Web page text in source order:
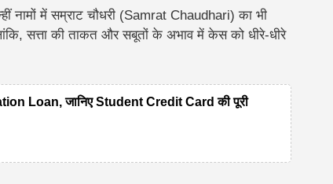
में सम्राट चौधरी (Samrat Chaudhari) का भी
सत्ता की ताकत और सबूतों के अभाव में केस को धीरे-धीरे
Loan, जानिए Student Credit Card की पूरी